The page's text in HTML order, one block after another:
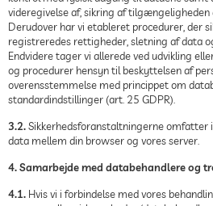
videregivelse af, sikring af tilgængeligheden
Derudover har vi etableret procedurer, der
registreredes rettigheder, sletning af data
Endvidere tager vi allerede ved udvikling
og procedurer hensyn til beskyttelsen af
overensstemmelse med princippet om
standardindstillinger (art. 25 GDPR).
3.2.Sikkerhedsforanstaltningerne
data mellem din browser og vores server.
4. Samarbejde med databehandlere og
4.1. Hvis vi i forbindelse med vores